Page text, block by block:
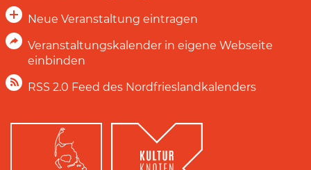
Neue Veranstaltung eintragen
Veranstaltungskalender in eigene Webseite
einbinden
RSS 2.0 Feed des Nordfrieslandkalenders